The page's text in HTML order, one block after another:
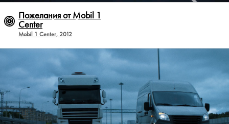
Пожелания от Mobil 1
Center
Mobil 1 Center, 2012